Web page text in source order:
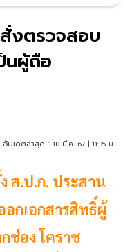
งตรวจสอบ
นผู้ถือ
อัปเดตล่าสุด : 18 มี.ค. 67 | 11:35 น.
ส.ป.ก. ประสาน
กเอกสารสิทธิ์ผู้
อง โคราช